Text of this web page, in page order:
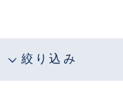
絞り込み